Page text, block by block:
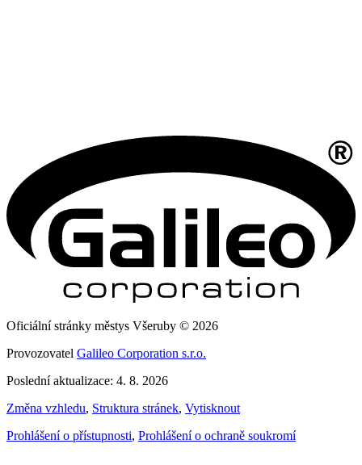
Oficiální stránky městys Všeruby © 2026
Provozovatel Galileo Corporation s.r.o.
Poslední aktualizace: 4. 8. 2026
Změna vzhledu, Struktura stránek, Vytisknout
Prohlášení o přístupnosti, Prohlášení o ochraně soukromí